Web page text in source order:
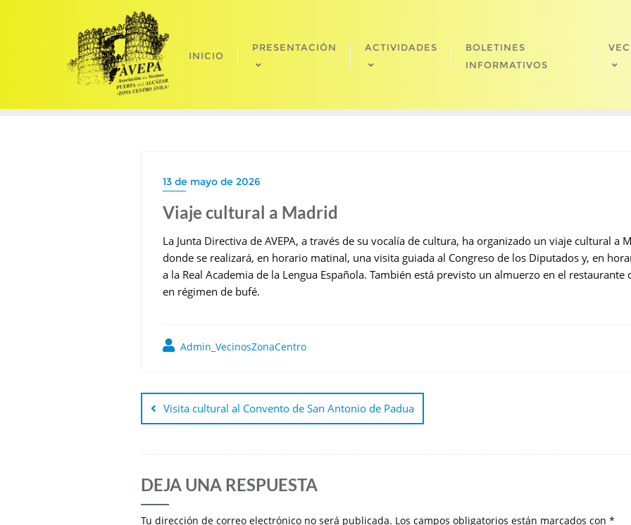
INICIO
PRESENTACIÓN ACTIVIDADES
BOLETINES
INFORMATIVOS
13 de mayo de 2026
Viaje cultural a Madrid
La Junta Directiva de AVEPA, a través de su vocalía de cultura, ha organizado un viaje cultural
donde se realizará, en horario matinal, una visita guiada al Congreso de los Diputados y, en
a la Real Academia de la Lengua Española. También está previsto un almuerzo en el
en régimen de bufé.
Admin_VecinosZonaCentro
Navegación
deVisita cultural al Convento de San Antonio de Padua
DEJA UNA RESPUESTA
Tu dirección de correo electrónico no será publicada. Los campos obligatorios están marcados con *